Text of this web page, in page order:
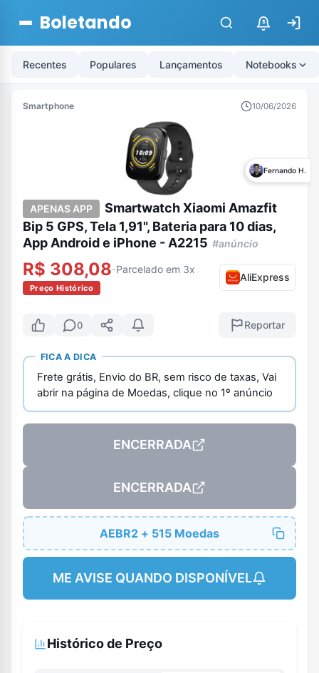
Boletando $
Recentes Populares Lançamentos Notebooks
Smartphone 10/06/2026
Fernando H.
APENAS APP
Smartwatch Xiaomi Amazfit
Bip 5 GPS, Tela 1,91", Bateria para 10 dias,
App Android e iPhone - A2215 #anúncio
R$ 308,08-Parcelado em 3x
Preço Histórico
AliExpress
0 Reportar
FICA A DICA
Frete grátis, Envio do BR, sem risco de taxas, Vai
abrir na página de Moedas, clique no 1º anúncio
ENCERRADA
ENCERRADA
AEBR2 + 515 Moedas
ME AVISE QUANDO DISPONÍVEL
Histórico de Preço